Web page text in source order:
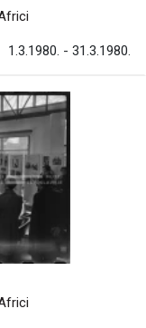
1.3.1980. - 31.3.1980.